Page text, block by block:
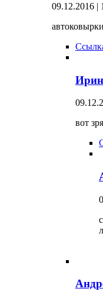
09.12.2016 |
вот